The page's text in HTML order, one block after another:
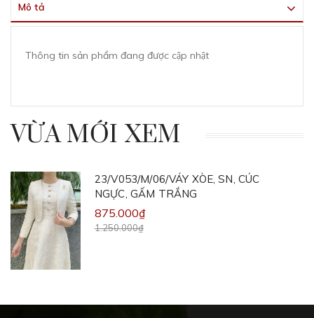
Mô tả
Thông tin sản phẩm đang được cập nhật
VỪA MỚI XEM
23/V053/M/06/VÁY XÒE, SN, CÚC
NGỰC, GẤM TRẮNG
875.000₫
1.250.000₫